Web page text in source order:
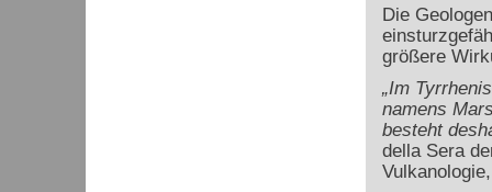
Die
größere
„Im
namens
besteht
della Sera